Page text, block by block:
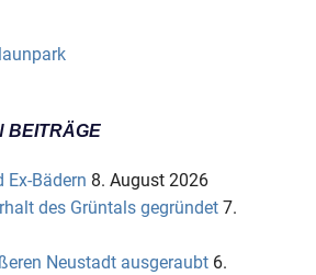
BEITRÄGE
Ex-Bädern 8. August 2026
des Grüntals gegründet 7.
Neustadt ausgeraubt 6.